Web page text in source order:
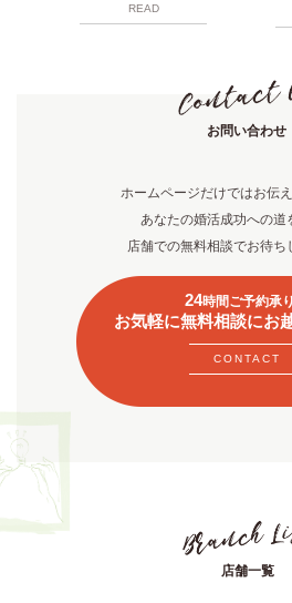
READ
お問い合わせ
ホームページだけではお伝
あなたの婚活成功への道
店舗での無料相談でお待ち
24時間ご予約承
お気軽に無料相談にお
CONTACT
店舗一覧